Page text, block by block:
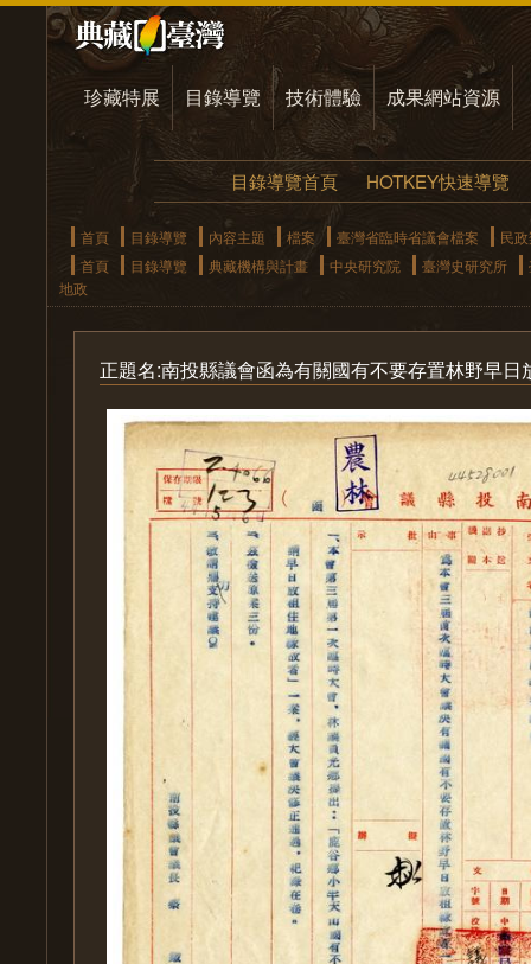
珍藏特展 目錄導覽 技術體驗 成果網站資源
目錄導覽首頁 HOTKEY快速導覽
首頁 目錄導覽 內容主題 檔案 臺灣省臨時省議會檔案
民
首頁
目錄導覽 典藏機構與計畫 中央研究院 臺灣史研究所
地政
正題名:南投縣議會函為有關國有不要存置林野早日